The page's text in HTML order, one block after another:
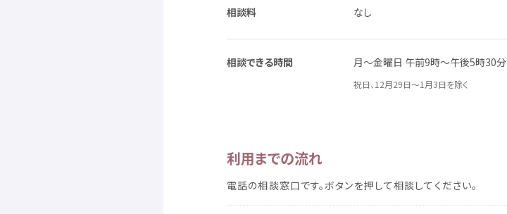
相談料 なし
相談できる時間 月～金曜日 午前9時～午後5時30分
祝日、12月29日～1 月3日を除く
利用までの流れ
電話の相談窓口です。ボタンを押 して相談 してください。